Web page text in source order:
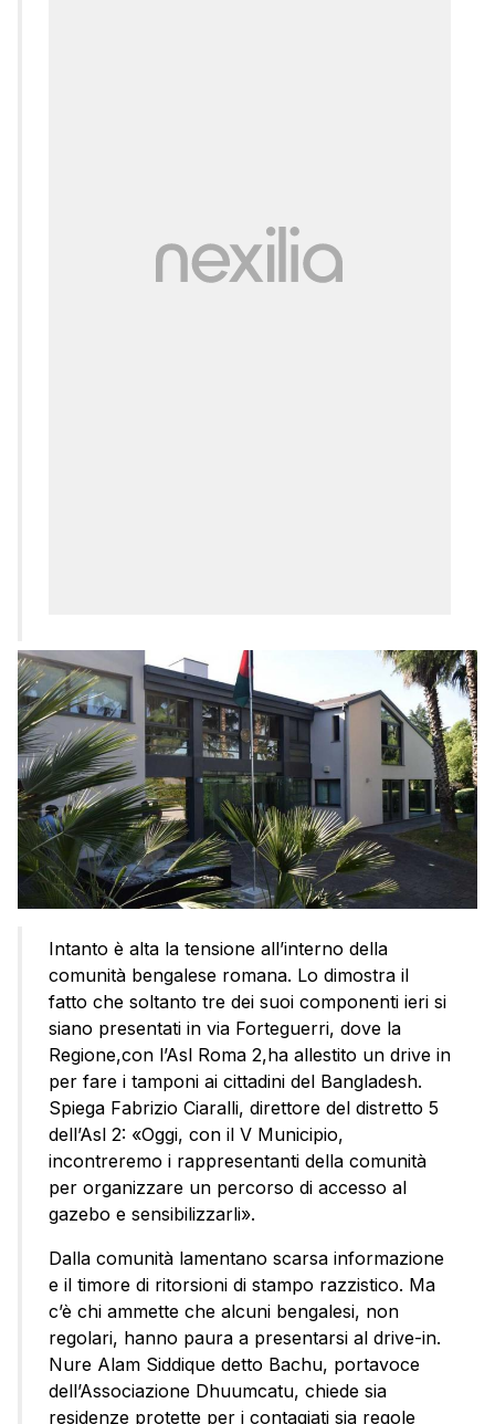
Intanto è alta la tensione all’interno della
comunità bengalese romana. Lo dimostra il
fatto che soltanto tre dei suoi componenti ieri si
siano presentati in via Forteguerri, dove la
Regione,con l’Asl Roma 2,ha allestito un drive in
per fare i tamponi ai cittadini del Bangladesh.
Spiega Fabrizio Ciaralli, direttore del distretto 5
dell’Asl 2: «Oggi, con il V Municipio,
incontreremo i rappresentanti della comunità
per organizzare un percorso di accesso al
gazebo e sensibilizzarli».
Dalla comunità lamentano scarsa informazione
e il timore di ritorsioni di stampo razzistico. Ma
c’è chi ammette che alcuni bengalesi, non
regolari, hanno paura a presentarsi al drive-in.
Nure Alam Siddique detto Bachu, portavoce
dell’Associazione Dhuumcatu, chiede sia
residenze protette per i contagiati sia regole